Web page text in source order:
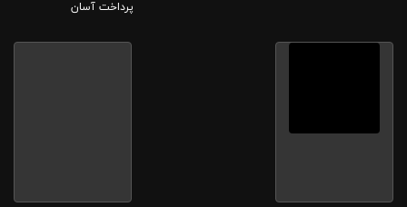
پرداخت آسان